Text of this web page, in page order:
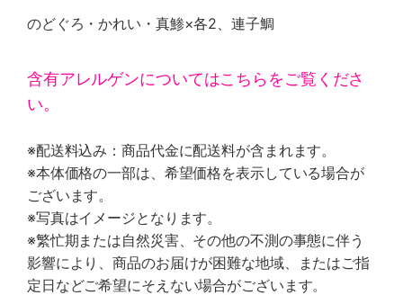
のどぐろ・かれい・真鯵×各2、連子鯛
含有アレルゲンについてはこちらをご覧くださ
い。
※配送料込み：商品代金に配送料が含まれます。
※本体価格の一部は、希望価格を表示している場合が
ございます。
※写真はイメージとなります。
※繁忙期または自然災害、その他の不測の事態に伴う
影響により、商品のお届けが困難な地域、またはご指
定日などご希望にそえない場合がございます。